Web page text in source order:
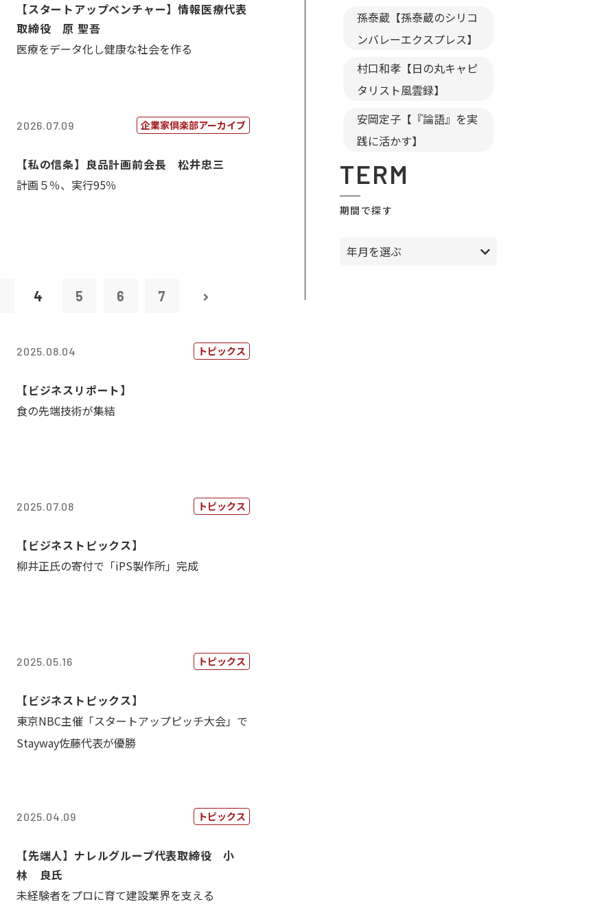
【スタートアップベンチャー】情報医療代表
取締役 原 聖吾
医療をデータ化し健康な社会を作る
2026.07.09 企業家倶楽部アーカイブ
【私の信条】良品計画前会長 松井忠三
計画５％、実行95％
4 5 6 7
2025.08.04 トピックス
【ビジネスリポート】
食の先端技術が集結
2025.07.08 トピックス
【ビジネストピックス】
柳井正氏の寄付で「iPS製作所」完成
2025.05.16 トピックス
【ビジネストピックス】
東京NBC主催「スタートアップピッチ大会」で
Stayway佐藤代表が優勝
2025.04.09 トピックス
【先端人】ナレルグループ代表取締役 小
林 良氏
未経験者をプロに育て建設業界を支える
孫泰蔵【孫泰蔵のシリコ
ンバレーエクスプレス】
村口和孝【日の丸キャピ
タリスト風雲録】
安岡定子【『論語』を実
践に活かす】
TERM
期間で探す
年月を選ぶ